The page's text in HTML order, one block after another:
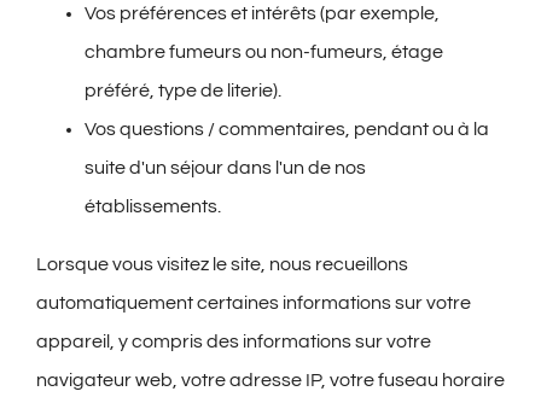
Vos préférences et intérêts (par exemple,
chambre fumeurs ou non-fumeurs, étage
préféré, type de literie).
Vos questions / commentaires, pendant ou à la
suite d'un séjour dans l'un de nos
établissements.
Lorsque vous visitez le site, nous recueillons
automatiquement certaines informations sur votre
appareil, y compris des informations sur votre
navigateur web, votre adresse IP, votre fuseau horaire